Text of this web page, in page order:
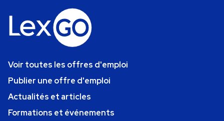
Voir toutes les offres d'emploi
Publier une offre d'emploi
Actualités et articles
Formations et événements